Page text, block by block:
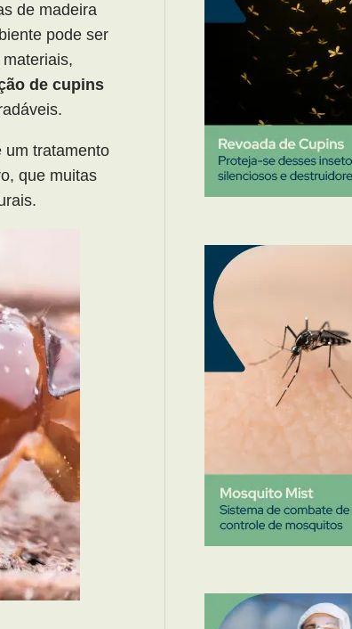
de madeira
pode ser
de cupins
um tratamento
que muitas
Sanitização